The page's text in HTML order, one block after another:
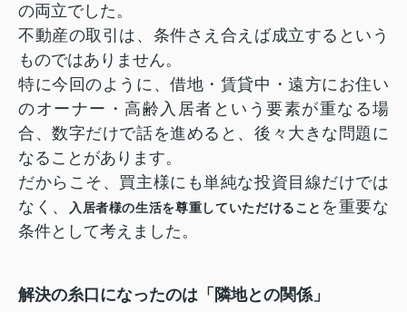
の両立でした。
不動産の取引は、条件さえ合えば成立するという
ものではありません。
特に今回のように、借地・賃貸中・遠方にお住い
のオーナー・高齢入居者という要素が重なる場
合、数字だけで話を進めると、後々大きな問題に
なることがあります。
だからこそ、買主様にも単純な投資目線だけでは
なく、
入居者様の生活を尊重していただけること を重要な
条件として考えました。
解決の糸口になったのは「隣地との関係」